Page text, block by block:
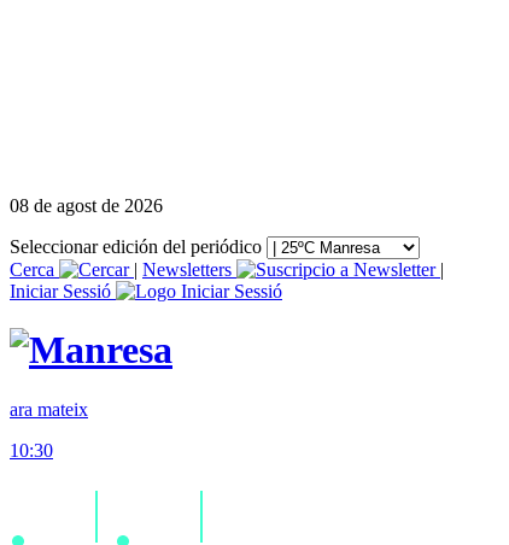
08 de agost de 2026
Seleccionar edición del periódico
Cerca
| Newsletters
|
Iniciar Sessió
ara mateix
10:30